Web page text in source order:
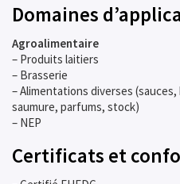
Domaines
Agroalimentaire
– Produits laitiers
– Brasserie
– Alimentations diverses
saumure, parfums, stock)
– NEP
Certificats et